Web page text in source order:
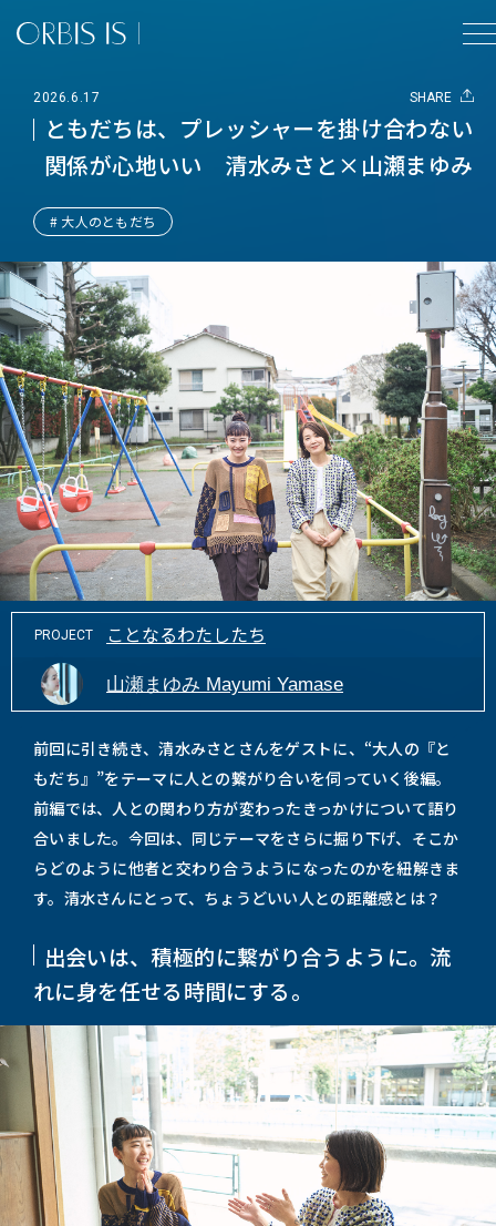
2026.6.17 SHARE
ともだちは、プレッシャーを掛け合わない
関係が心地いい 清水みさと×山瀬まゆみ
# 大人のともだち
PROJECT ことなるわたしたち
山瀬まゆみ Mayumi Yamase
前回に引き続き、清水みさとさんをゲストに、“大人の『と
もだち』”をテーマに人との繋がり合いを伺っていく後編。
前編では、人との関わり方が変わったきっかけについて語り
合いました。今回は、同じテーマをさらに掘り下げ、そこか
らどのように他者と交わり合うようになったのかを紐解きま
す。清水さんにとって、ちょうどいい人との距離感とは？
出会いは、積極的に繋がり合うように。流
れに身を任せる時間にする。